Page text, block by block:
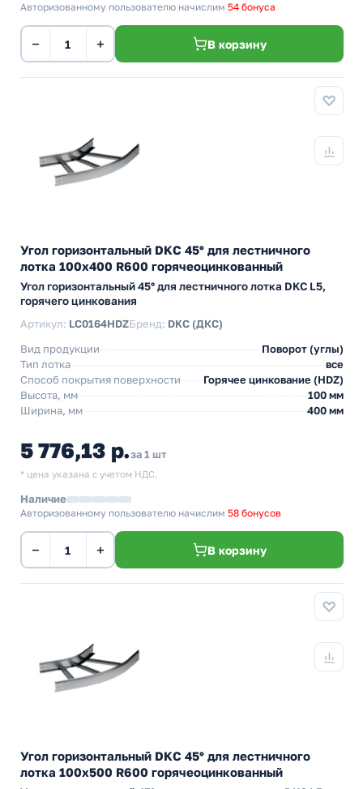
Авторизованному пользователю начислим 54 бонуса
− + В корзину
Угол горизонтальный DKC 45° для лестничного
лотка 100х400 R600 горячеоцинкованный
Угол горизонтальный 45° для лестничного лотка DKC L5,
горячего цинкования
Артикул: LC0164HDZБренд: DKC (ДКС)
Вид продукции
Поворот (углы)
Тип лотка
все
Способ покрытия поверхности
Горячее цинкование (HDZ)
Высота, мм
100 мм
Ширина, мм
400 мм
5 776,13 р.за 1 шт
* цена указана с учетом НДС.
Наличие
Авторизованному пользователю начислим 58 бонусов
− + В корзину
Угол горизонтальный DKC 45° для лестничного
лотка 100х500 R600 горячеоцинкованный